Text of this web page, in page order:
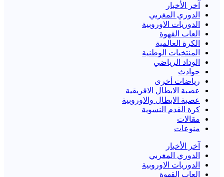
آخر الأخبار
الدوري المغربي
الدوريات الاوروبية
العاب القهوة
الكرة العالمية
المنتخبات الوطنية
الوداد الرياضي
حوادث
رياضات أخرى
عصبة الابطال الافريقية
عصبة الابطال والاوروبية
كرة القدم النسوية
مقالات
منوعات
آخر الأخبار
الدوري المغربي
الدوريات الاوروبية
العاب القهوة